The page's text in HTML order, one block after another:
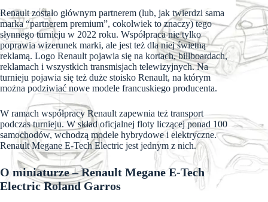
Renault zostało głównym partnerem (lub, jak twierdzi sama
marka “partnerem premium”, cokolwiek to znaczy) tego
słynnego turnieju w 2022 roku. Współpraca nie tylko
poprawia wizerunek marki, ale jest też dla niej świetną
reklamą. Logo Renault pojawia się na kortach, billboardach,
reklamach i wszystkich transmisjach telewizyjnych. Na
turnieju pojawia się też duże stoisko Renault, na którym
można podziwiać nowe modele francuskiego producenta.
W ramach współpracy Renault zapewnia też transport
podczas turnieju. W skład oficjalnej floty liczącej ponad 100
samochodów, wchodzą modele hybrydowe i elektryczne.
Renault Megane E-Tech Electric jest jednym z nich.
O miniaturze – Renault Megane E-Tech
Electric Roland Garros